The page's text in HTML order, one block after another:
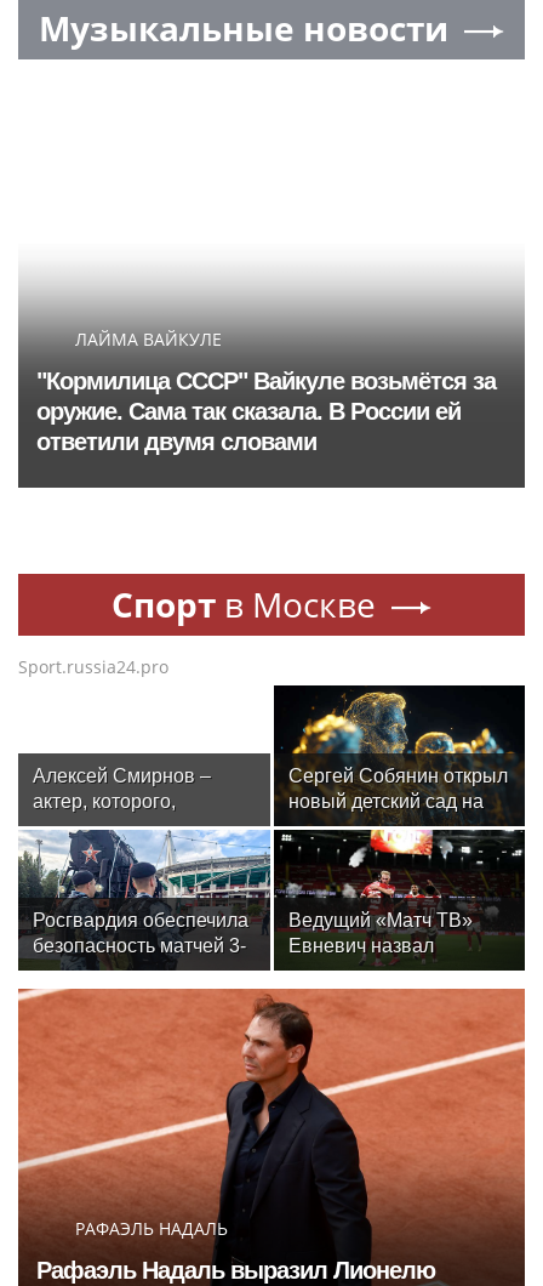
Музыкальные новости
ЛАЙМА ВАЙКУЛЕ
"Кормилица СССР" Вайкуле возьмётся за
оружие. Сама так сказала. В России ей
ответили двумя словами
Спорт в Москве
Sport.russia24.pro
Алексей Смирнов –
актер, которого,
надеюсь, еще не
забыли
Сергей Собянин открыл
новый детский сад на
300 мест в Москве
Росгвардия обеспечила
безопасность матчей 3-
го тура РПЛ в Москве
Ведущий «Матч ТВ»
Евневич назвал
«Спартак» фаворитом
матча с «Краснодаром»
РАФАЭЛЬ НАДАЛЬ
Рафаэль Надаль выразил Лионелю